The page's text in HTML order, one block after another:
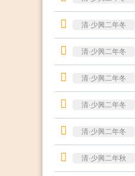
清·少興二年冬
清·少興二年冬
清·少興二年冬
清·少興二年冬
清·少興二年冬
清·少興二年秋